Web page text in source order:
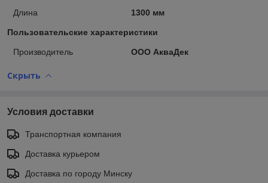
Длина 1300 мм
Пользовательские характеристики
Производитель ООО АкваДек
Скрыть
Условия доставки
Транспортная компания
Доставка курьером
Доставка по городу Минску